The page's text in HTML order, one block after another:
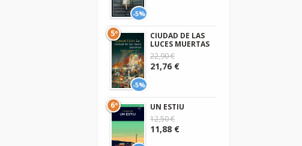
-5%
-5%
5º
CIUDAD DE LAS
LUCES MUERTAS
22,90 €
21,76 €
6º
UN ESTIU
12,50 €
11,88 €